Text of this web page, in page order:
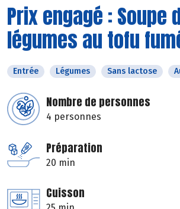
Prix engagé : Soupe
légumes au tofu
Entrée Légumes Sans lactose
Nombre de personnes
4 personnes
Préparation
20 min
Cuisson